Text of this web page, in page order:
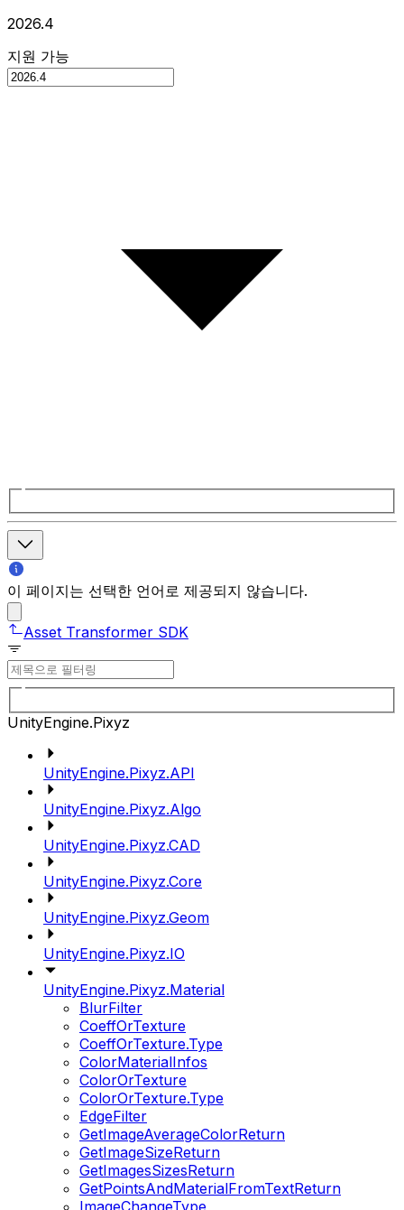
2026.4
지원 가능
이 페이지는 선택한 언어로 제공되지 않습니다.
Asset Transformer SDK
UnityEngine.Pixyz
UnityEngine.Pixyz.API
UnityEngine.Pixyz.Algo
UnityEngine.Pixyz.CAD
UnityEngine.Pixyz.Core
UnityEngine.Pixyz.Geom
UnityEngine.Pixyz.IO
UnityEngine.Pixyz.Material
BlurFilter
CoeffOrTexture
CoeffOrTexture.Type
ColorMaterialInfos
ColorOrTexture
ColorOrTexture.Type
EdgeFilter
GetImageAverageColorReturn
GetImageSizeReturn
GetImagesSizesReturn
GetPointsAndMaterialFromTextReturn
ImageChangeType